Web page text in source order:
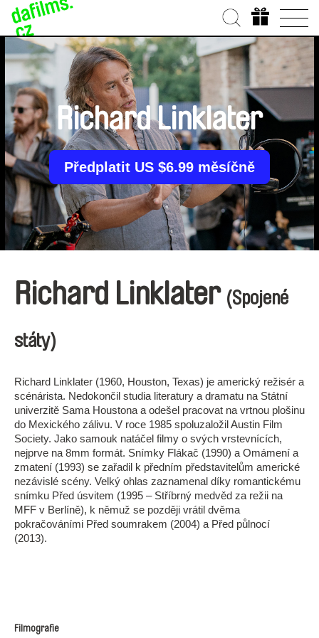
Richard Linklater
Předplatit US $6.99 měsíčně
Richard Linklater (Spojené
státy)
Richard Linklater (1960, Houston, Texas) je americký režisér a
scénárista. Nedokončil studia literatury a dramatu na Státní
univerzitě Sama Houstona a odešel pracovat na vrtnou plošinu
do Mexického zálivu. V roce 1985 spoluzaložil Austin Film
Society. Jako samouk natáčel filmy o svých vrstevnících,
nejprve na 8mm formát. Snímky Flákač (1990) a Omámení a
zmatení (1993) se zařadil k předním představitelům americké
nezávislé scény. Velký ohlas zaznamenal díky romantickému
snímku Před úsvitem (1995 – Stříbrný medvěd za režii na
MFF v Berlíně), k němuž se později vrátil dvěma
pokračováními Před soumrakem (2004) a Před půlnocí
(2013).
Filmografie